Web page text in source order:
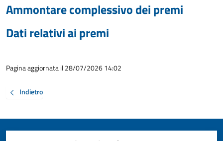
Ammontare complessivo dei premi
Dati relativi ai premi
Pagina aggiornata il 28/07/2026 14:02
Indietro